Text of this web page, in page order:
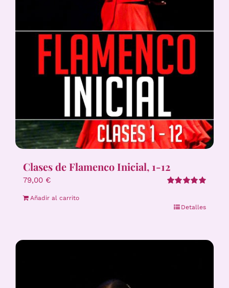
Clases de Flamenco Inicial, 1-12
79,00 €
Añadir al carrito
Detalles